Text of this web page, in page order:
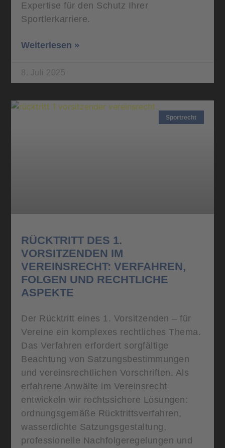
Expertise für den Schutz Ihrer
Sportlerkarriere.
Weiterlesen »
8. Juli 2025
Sportrecht
RÜCKTRITT DES 1.
VORSITZENDEN IM
VEREINSRECHT: VERFAHREN,
FOLGEN UND RECHTLICHE
ASPEKTE
Der Rücktritt eines 1. Vorsitzenden – für
Vereine ein komplexes rechtliches Thema.
Das Verfahren erfordert sorgfältige
Beachtung von Satzungsbestimmungen
und vereinsrechtlichen Vorschriften. Als
erfahrene Anwälte im Vereinsrecht
entwickeln wir rechtssichere Lösungen:
ordnungsgemäße Rücktrittsverfahren,
wasserdichte Satzungsgestaltung,
professionelle Nachfolgeregelungen und